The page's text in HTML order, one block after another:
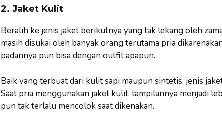
2. Jaket Kulit
Beralih ke jenis jaket berikutnya yang tak lekang oleh
masih disukai oleh banyak orang terutama pria
padannya pun bisa dengan outfit apapun.
Baik yang terbuat dari kulit sapi maupun sintetis, jenis
Saat pria menggunakan jaket kulit, tampilannya menjadi
pun tak terlalu mencolok saat dikenakan.